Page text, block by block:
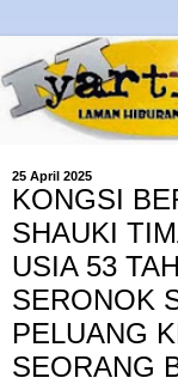
25 April 2025
KONGSI
SHAUKI
USIA 53
SERONOK
PELUANG
SEORANG